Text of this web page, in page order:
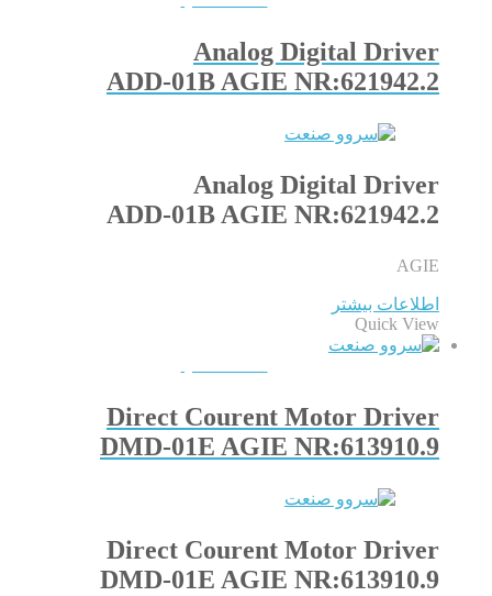
Analog Digital Driver
ADD-01B AGIE NR:621942.2
Analog Digital Driver
ADD-01B AGIE NR:621942.2
AGIE
اطلاعات بیشتر
Quick View
Direct Courent Motor Driver
DMD-01E AGIE NR:613910.9
Direct Courent Motor Driver
DMD-01E AGIE NR:613910.9